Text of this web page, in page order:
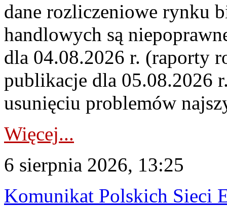
dane rozliczeniowe rynku
handlowych są
dla 04.08.2026 r. (raporty
publikacje dla 05.08.2026
usunięciu problemów
Więcej...
6 sierpnia 2026, 13:25
Komunikat Polskich Sieci